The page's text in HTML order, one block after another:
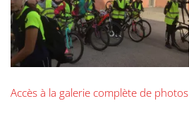
Accès à la galerie complète de photos